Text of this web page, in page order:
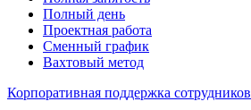
Полный день
Проектная работа
Сменный график
Вахтовый метод
Корпоративная поддержка сотрудников